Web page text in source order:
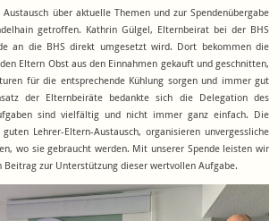
über aktuelle Themen und zur Spendenübergabe
getroffen. Kathrin Gülgel, Elternbeirat bei der BHS
an die BHS direkt umgesetzt wird. Dort bekommen die
Eltern Obst aus den Einnahmen gekauft und geschnitten,
für die entsprechende Kühlung sorgen und immer gut
der Elternbeiräte bedankte sich die Delegation des
sind vielfältig und nicht immer ganz einfach. Die
Lehrer-Eltern-Austausch, organisieren unvergessliche
wo sie gebraucht werden. Mit unserer Spende leisten wir
Beitrag zur Unterstützung dieser wertvollen Aufgabe.